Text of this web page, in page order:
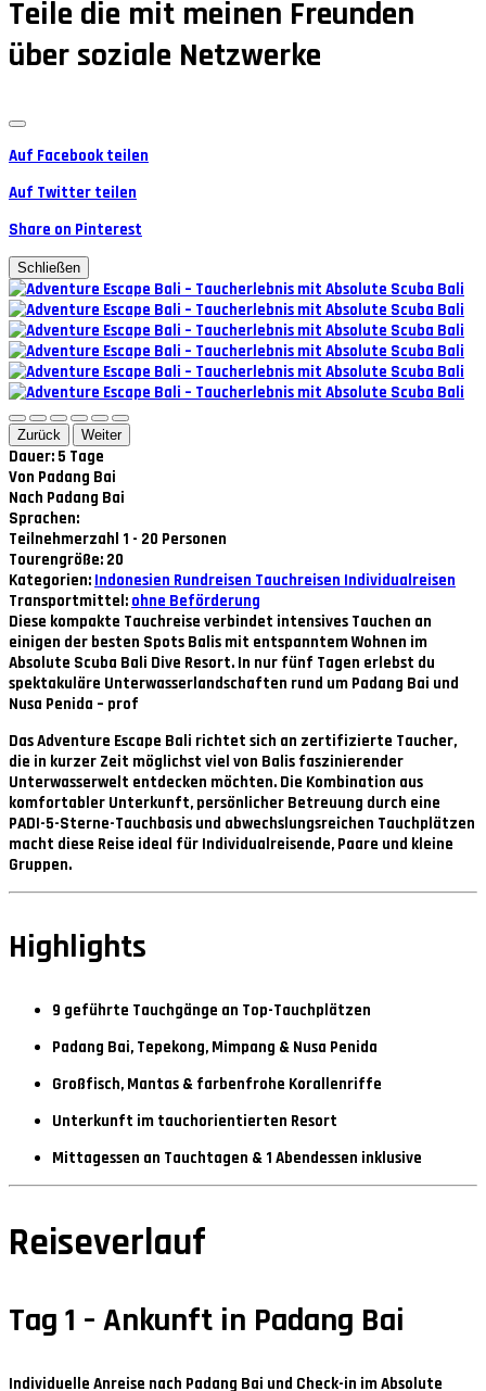
Teile die mit meinen Freunden
über soziale Netzwerke
Auf Facebook teilen
Auf Twitter teilen
Share on Pinterest
Schließen
Zurück Weiter
Dauer: 5 Tage
Von Padang Bai
Nach Padang Bai
Sprachen:
Teilnehmerzahl 1 - 20 Personen
Tourengröße: 20
Kategorien: Indonesien Rundreisen Tauchreisen Individualreisen
Transportmittel: ohne Beförderung
Diese kompakte Tauchreise verbindet intensives Tauchen an
einigen der besten Spots Balis mit entspanntem Wohnen im
Absolute Scuba Bali Dive Resort. In nur fünf Tagen erlebst du
spektakuläre Unterwasserlandschaften rund um Padang Bai und
Nusa Penida – prof
DasAdventure Escape Bali richtet sich an zertifizierte Taucher,
die in kurzer Zeit möglichst viel von Balis faszinierender
Unterwasserwelt entdecken möchten. Die Kombination aus
komfortabler Unterkunft, persönlicher Betreuung durch eine
PADI-5-Sterne-Tauchbasis und abwechslungsreichen Tauchplätzen
macht diese Reise ideal für Individualreisende, Paare und kleine
Gruppen.
Highlights
9 geführte Tauchgänge an Top-Tauchplätzen
Padang Bai, Tepekong, Mimpang & Nusa Penida
Großfisch, Mantas & farbenfrohe Korallenriffe
Unterkunft im tauchorientierten Resort
Mittagessen an Tauchtagen & 1 Abendessen inklusive
Reiseverlauf
Tag 1 – Ankunft in Padang Bai
Individuelle Anreise nach Padang Bai und Check-in imAbsolute